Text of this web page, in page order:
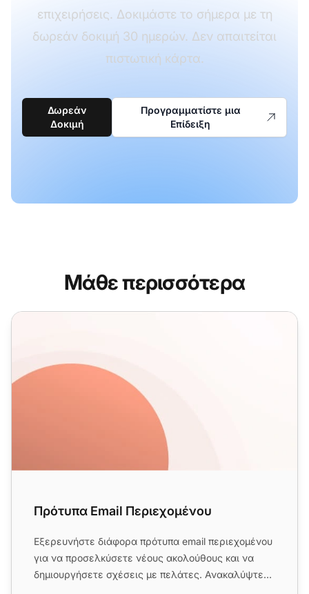
επιχειρήσεις. Δοκιμάστε το σήμερα με τη
δωρεάν δοκιμή 30 ημερών. Δεν απαιτείται
πιστωτική κάρτα.
Δωρεάν
Δοκιμή
Προγραμματίστε μια
Επίδειξη
Μάθε περισσότερα
Πρότυπα Email Περιεχομένου
Πρότυπα Email Περιεχομένου
Εξερευνήστε διάφορα πρότυπα email περιεχομένου
για να προσελκύσετε νέους ακολούθους και να
δημιουργήσετε σχέσεις με πελάτες. Ανακαλύψτε